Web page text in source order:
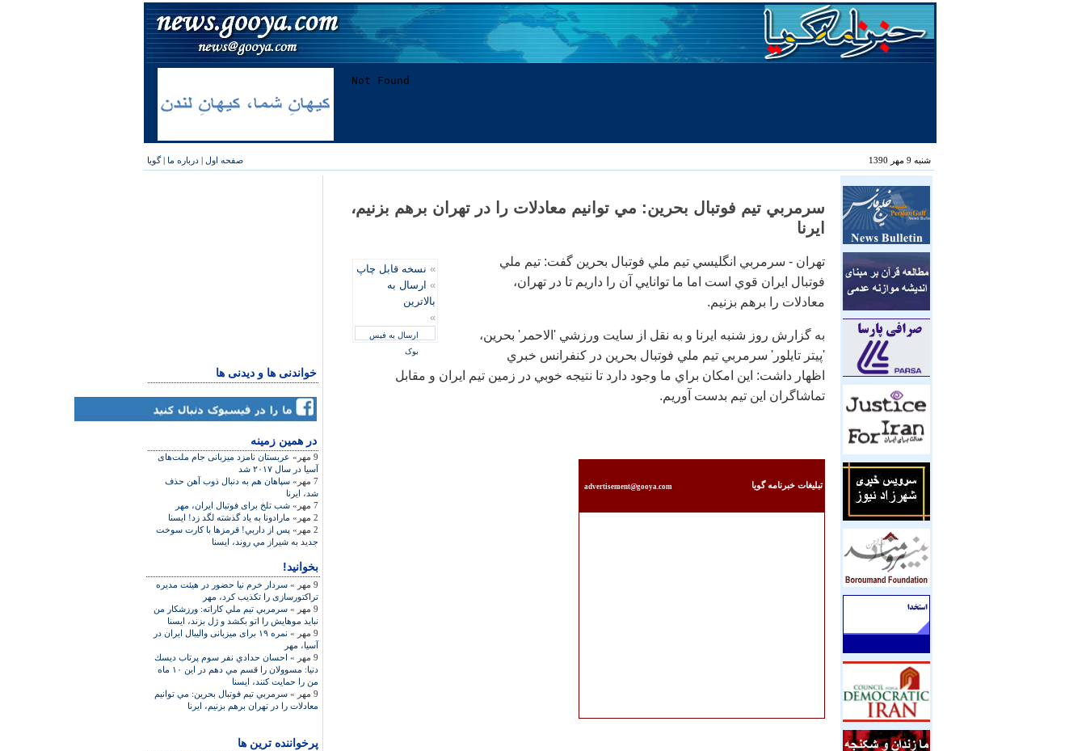
شنبه 9 مهر 1390 صفحه اول | درباره ما |گویا
خواندنی ها و دیدنی ها
در همين زمينه
9 مهر»
عربستان نامزد میزبانی جام ملت‌های
آسیا در سال ۲۰۱۷ شد
7 مهر»
سپاهان هم به دنبال ذوب آهن حذف
شد، ایرنا
7 مهر»
شب تلخ برای فوتبال ایران، مهر
2 مهر»
مارادونا به ياد گذشته لگد زد! ایسنا
2 مهر»
پس از داربي! قرمزها با کارت سوخت
جديد به شيراز مي روند، ایسنا
بخوانید!
9 مهر »
سردار خرم نیا حضور در هیئت مدیره
تراکتورسازی را تکذیب کرد، مهر
9 مهر »
سرمربي تيم ملي كاراته: ورزشكار من
نبايد موهايش را اتو بكشد و ژل بزند، ایسنا
9 مهر »
نمره ۱۹ برای میزبانی والیبال ایران در
آسیا، مهر
9 مهر »
احسان حدادي نفر سوم پرتاب ديسك
دنيا: مسوولان را قسم مي دهم در اين ۱۰ ماه
من را حمايت كنند، ایسنا
9 مهر »
سرمربي تيم فوتبال بحرين: مي توانيم
معادلات را در تهران برهم بزنيم، ایرنا
پرخواننده ترین ها
سرمربي تيم فوتبال بحرين: مي توانيم معادلات را در تهران برهم بزنيم،
ایرنا
» نسخه قابل چاپ
» ارسال به
بالاترین
»
ارسال به فیس
بوک
تهران - سرمربي انگليسي تيم ملي فوتبال بحرين گفت: تيم ملي
فوتبال ايران قوي است اما ما توانايي آن را داريم تا در تهران،
معادلات را برهم بزنيم.
به گزارش روز شنبه ايرنا و به نقل از سايت ورزشي 'الاحمر' بحرين،
'پيتر تايلور' سرمربي تيم ملي فوتبال بحرين در كنفرانس خبري
اظهار داشت: اين امكان براي ما وجود دارد تا نتيجه خوبي در زمين تيم ايران و مقابل
تماشاگران اين تيم بدست آوريم.
تبليغات خبرنامه گويا advertisement@gooya.com